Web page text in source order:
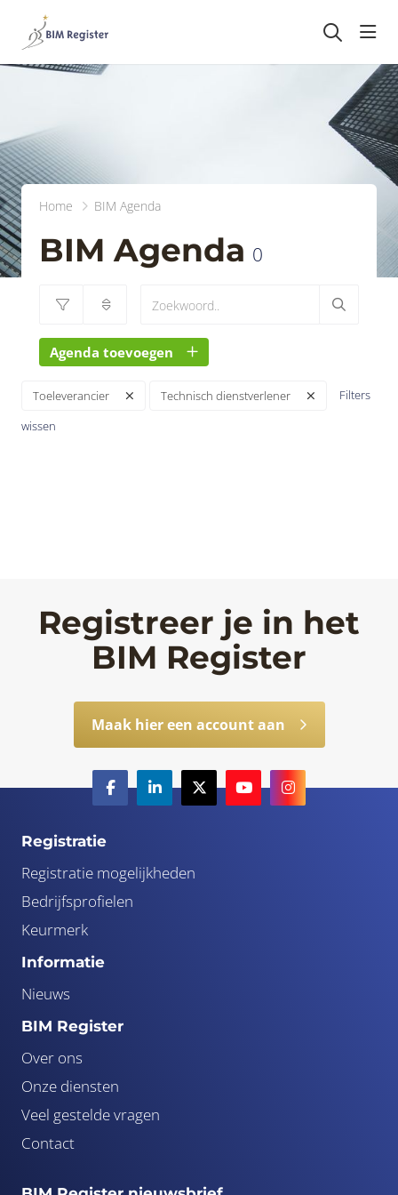
Home BIM Agenda
BIM Agenda 0
Agenda toevoegen
Toeleverancier Technisch dienstverlener
Filters
wissen
Registreer je in het
BIM Register
Maak hier een account aan
Registratie
Registratie mogelijkheden
Bedrijfsprofielen
Keurmerk
Informatie
Nieuws
BIM Register
Over ons
Onze diensten
Veel gestelde vragen
Contact